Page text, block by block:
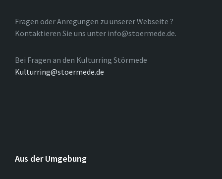
Fragen oder Anregungen zu unserer Webseite ?
Kontaktieren Sie uns unter info@stoermede.de.
Bei Fragen an den Kulturring Störmede
Kulturring@stoermede.de
Aus der Umgebung